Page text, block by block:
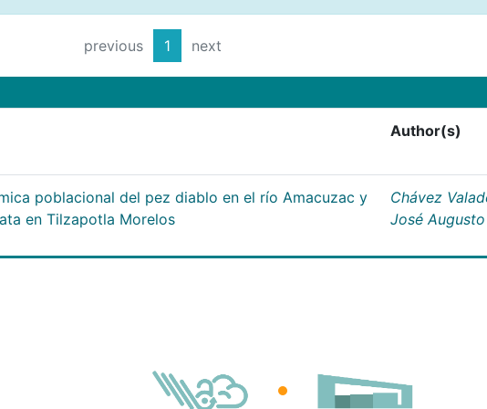
previous 1 next
Author(s)
poblacional del pez diablo en el río Amacuzac y
en Tilzapotla Morelos
Chávez
José Augusto